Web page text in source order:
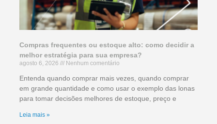
Compras frequentes ou estoque alto: como decidir a
melhor estratégia para sua empresa?
agosto 6, 2026 Nenhum comentário
Entenda quando comprar mais vezes, quando comprar
em grande quantidade e como usar o exemplo das lonas
para tomar decisões melhores de estoque, preço e
Leia mais »